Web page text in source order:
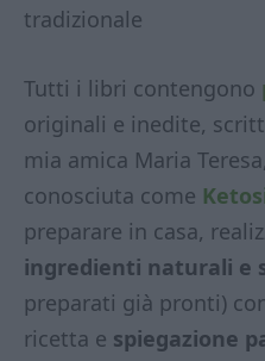
tradizionale
Tutti i libri contengono
originali e inedite,
mia amica Maria
conosciuta come
preparare in casa,
ingredienti naturali e
preparati già pronti)
ricetta e spiegazione